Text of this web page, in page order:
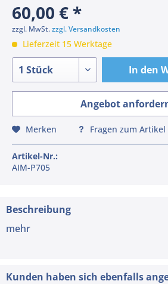
60,00 € *
zzgl. MwSt.zzgl. Versandkosten
Lieferzeit 15 Werktage
In den
Angebot
Merken Fragen zum Artikel
Artikel-Nr.:
AIM-P705
Beschreibung
mehr
Kunden haben sich ebenfalls